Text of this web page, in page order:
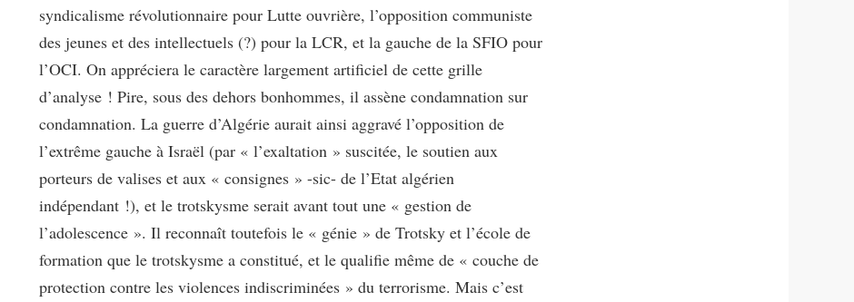
syndicalisme révolutionnaire pour Lutte ouvrière, l’opposition communiste
des jeunes et des intellectuels (?) pour la LCR, et la gauche de la SFIO pour
l’OCI. On appréciera le caractère largement artificiel de cette grille
d’analyse ! Pire, sous des dehors bonhommes, il assène condamnation sur
condamnation. La guerre d’Algérie aurait ainsi aggravé l’opposition de
l’extrême gauche à Israël (par « l’exaltation » suscitée, le soutien aux
porteurs de valises et aux « consignes » -sic- de l’Etat algérien
indépendant !), et le trotskysme serait avant tout une « gestion de
l’adolescence ». Il reconnaît toutefois le « génie » de Trotsky et l’école de
formation que le trotskysme a constitué, et le qualifie même de « couche de
protection contre les violences indiscriminées » du terrorisme. Mais c’est